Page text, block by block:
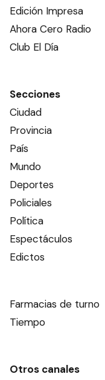
Edición Impresa
Ahora Cero Radio
Club El Día
Secciones
Ciudad
Provincia
País
Mundo
Deportes
Policiales
Política
Espectáculos
Edictos
Farmacias de turno
Tiempo
Otros canales